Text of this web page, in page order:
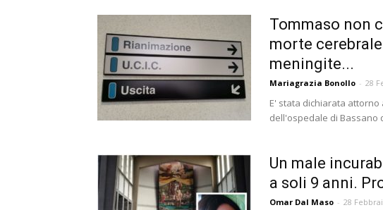
Tommaso non
morte
meningite...
Mariagrazia Bonollo - 28
E' stata dichiarata
dell'ospedale di Bassano
Un male
a soli 9 anni.
Omar Dal Maso - 28